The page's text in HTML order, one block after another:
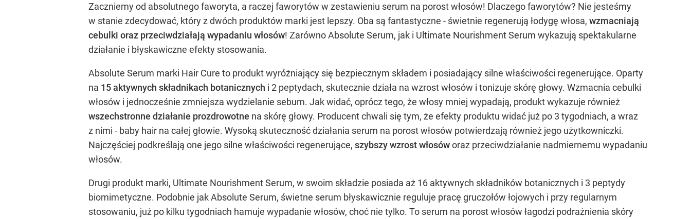
Zaczniemy od absolutnego faworyta, a raczej faworytów w zestawieniu serum na porost włosów! Dlaczego faworytów? Nie jesteśmy
w stanie zdecydować, który z dwóch produktów marki jest lepszy. Oba są fantastyczne - świetnie regenerują łodygę włosa, wzmacniają
cebulki oraz przeciwdziałają wypadaniu włosów! Zarówno Absolute Serum, jak i Ultimate Nourishment Serum wykazują spektakularne
działanie i błyskawiczne efekty stosowania.
Absolute Serum marki Hair Cure to produkt wyróżniający się bezpiecznym składem i posiadający silne właściwości regenerujące. Oparty
na 15 aktywnych składnikach botanicznych i 2 peptydach, skutecznie działa na wzrost włosów i tonizuje skórę głowy. Wzmacnia cebulki
włosów i jednocześnie zmniejsza wydzielanie sebum. Jak widać, oprócz tego, że włosy mniej wypadają, produkt wykazuje również
wszechstronne działanie prozdrowotne na skórę głowy. Producent chwali się tym, że efekty produktu widać już po 3 tygodniach, a wraz
z nimi - baby hair na całej głowie. Wysoką skuteczność działania serum na porost włosów potwierdzają również jego użytkowniczki.
Najczęściej podkreślają one jego silne właściwości regenerujące, szybszy wzrost włosóworaz przeciwdziałanie nadmiernemu wypadaniu
włosów.
Drugi produkt marki, Ultimate Nourishment Serum, w swoim składzie posiada aż 16 aktywnych składników botanicznych i 3 peptydy
biomimetyczne. Podobnie jak Absolute Serum, świetne serum błyskawicznie reguluje pracę gruczołów łojowych i przy regularnym
stosowaniu, już po kilku tygodniach hamuje wypadanie włosów, choć nie tylko. To serum na porost włosów łagodzi podrażnienia skóry